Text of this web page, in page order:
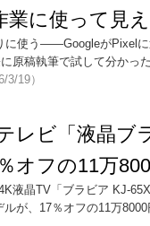
に使って見
に使う――GoogleがPixel
原稿執筆で試して分かっ
3/19）
レビ「液晶ブ
オフの11万
液晶TV「ブラビア KJ-
が、17％オフの11万